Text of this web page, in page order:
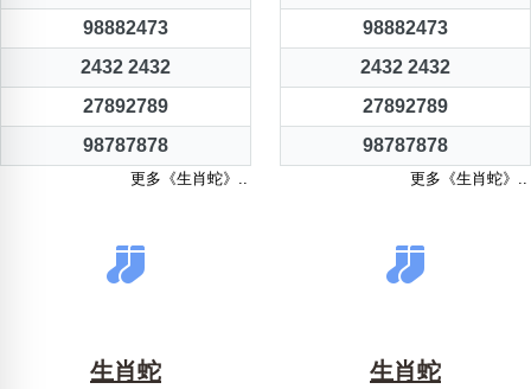
98882473
2432 2432
27892789
98787878
更多《生肖蛇》..
98882473
2432 2432
27892789
98787878
更多《生肖蛇》..
生肖蛇 生肖蛇